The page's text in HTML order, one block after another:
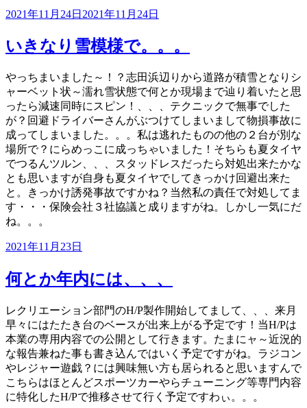
投
日:
2021年11月24日 2021年11月24日
いきなり雪模様で。。。
やっちまいました～！？志田浜辺りから道路が積雪となりシ
ャーベット状～濡れ雪状態で何とか現場まで辿り着いたと思
ったら減速同時にスピン！、、、テクニックで無事でした
が？回避ドライバーさんがぶつけてしまいまして物損事故に
成ってしまいました。。。私は逃れたものの他の２台が別な
場所で？にらめっこに成っちゃいました！そちらも夏タイヤ
でつるんツルン、、、スタッドレスだったら対処出来たかな
とも思いますが自身も夏タイヤでしてきっかけ回避出来た
と。きっかけ誘発事故ですかね？当然私の責任で対処してま
す・・・保険会社３社協議と成りますがね。しかし一気にだ
ね。。。
投
日:
2021年11月23日
何とか年内には、、、
レクリエーション部門のH/P製作開始してまして、、、来月
早々にはたたき台のベースが出来上がる予定です！当H/Pは
本業の専用内容での公開として行きます。たまにャ～近況的
な報告兼ねた事も書き込んではいく予定ですがね。ラジコン
やレジャー遊戯？には興味無い方も居られると思いますんで
こちらはほとんどスポーツカーやらチューニング等専門内容
に特化したH/Pで推移させて行く予定ですわぃ。。。